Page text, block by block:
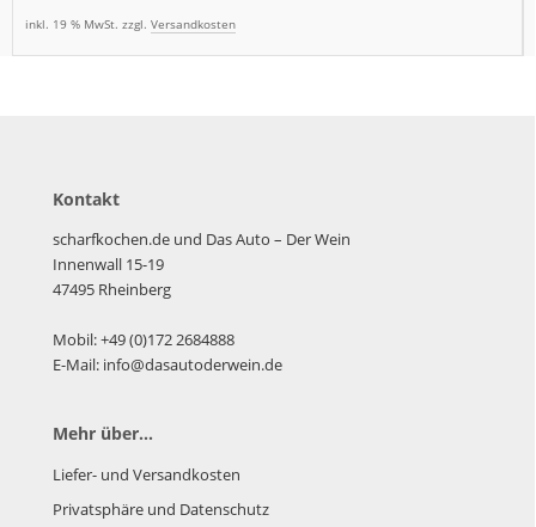
inkl. 19 % MwSt. zzgl. Versandkosten
Kontakt
scharfkochen.de und Das Auto – Der Wein
Innenwall 15-19
47495 Rheinberg
Mobil: +49 (0)172 2684888
E-Mail: info@dasautoderwein.de
Mehr über...
Liefer- und Versandkosten
Privatsphäre und Datenschutz